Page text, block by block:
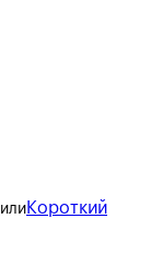
или Короткий